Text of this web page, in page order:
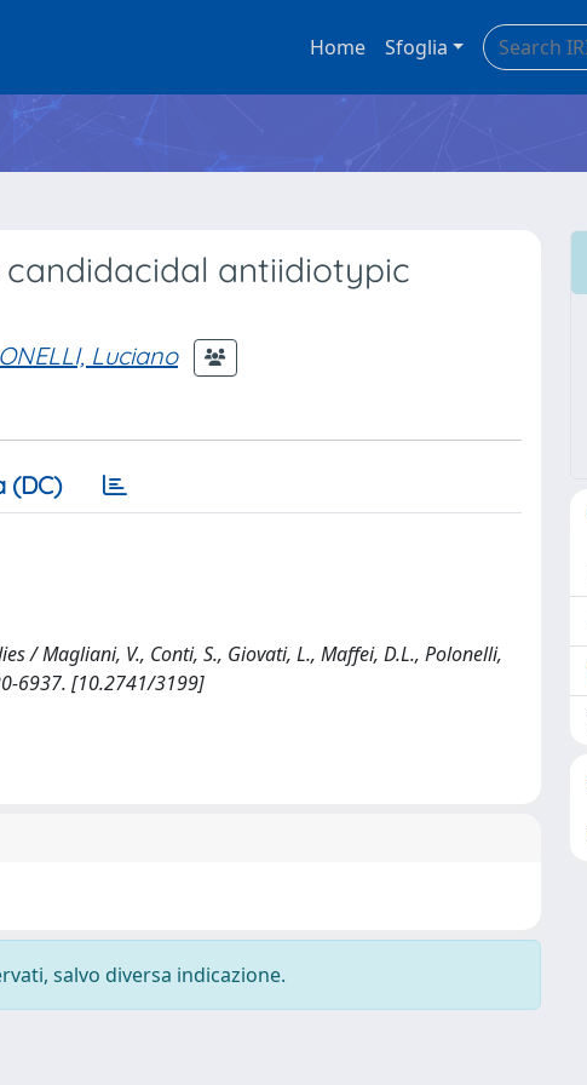
Home Sfoglia
antiidiotypic
Luciano
(DC)
/ Magliani, V., Conti, S., Giovati, L., Maffei, D.L., Polonelli,
6937. [10.2741/3199]
salvo diversa indicazione.